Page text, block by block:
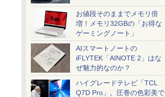
お値段そのままでメモリ倍
増！メモリ32GBの「お得な
ゲーミングノート」
AIスマートノートの
iFLYTEK「AINOTE 2」はな
ぜ魅力的なのか？
ハイグレードテレビ「TCL
Q7D Pro」。圧巻の色彩美で